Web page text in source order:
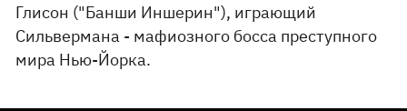
Глисон ("Банши Иншерин"), играющий
Сильвермана - мафиозного босса преступного
мира Нью-Йорка.